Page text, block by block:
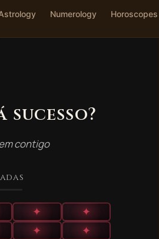
Numerology Horoscopes
contigo
✦
✦
✦
✦